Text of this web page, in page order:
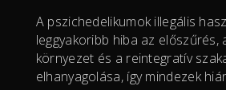
A pszichedelikumok illegális
leggyakoribb hiba az előszűrés,
környezet és a reintegratív
elhanyagolása, így mindezek